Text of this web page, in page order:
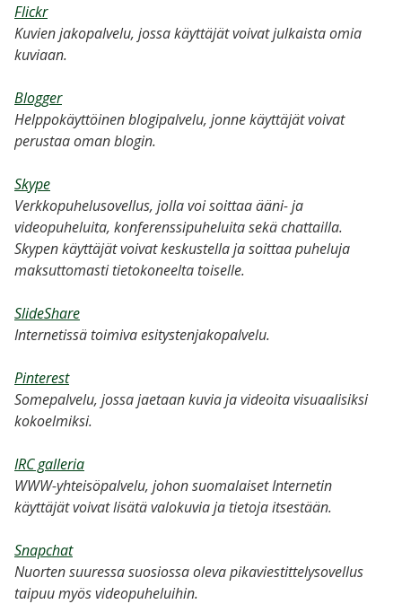
Flickr
Kuvien jakopalvelu, jossa käyttäjät voivat julkaista omia
kuviaan.
Blogger
Helppokäyttöinen blogipalvelu, jonne käyttäjät voivat
perustaa oman blogin.
Skype
Verkkopuhelusovellus, jolla voi soittaa ääni- ja
videopuheluita, konferenssipuheluita sekä chattailla.
Skypen käyttäjät voivat keskustella ja soittaa puheluja
maksuttomasti tietokoneelta toiselle.
SlideShare
Internetissä toimiva esitystenjakopalvelu.
Pinterest
Somepalvelu, jossa jaetaan kuvia ja videoita visuaalisiksi
kokoelmiksi.
IRC galleria
WWW-yhteisöpalvelu, johon suomalaiset Internetin
käyttäjät voivat lisätä valokuvia ja tietoja itsestään.
Snapchat
Nuorten suuressa suosiossa oleva pikaviestittelysovellus
taipuu myös videopuheluihin.